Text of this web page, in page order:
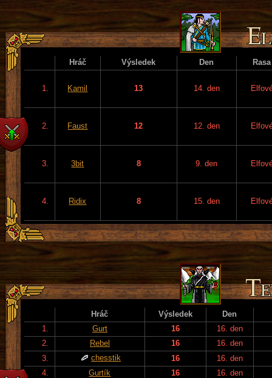
Hráč Výsledek Den Rasa
1. Kamil 13 14. den
2. Faust 12 12. den
3. 3bit 8 9. den
4. Ridix 8 15. den
Hráč Výsledek
Den
1.
Gurt 16
16. den
2.
Rebel 16
16. den
3.
chesstik 16
16. den
4.
Gurtík 16
16. den